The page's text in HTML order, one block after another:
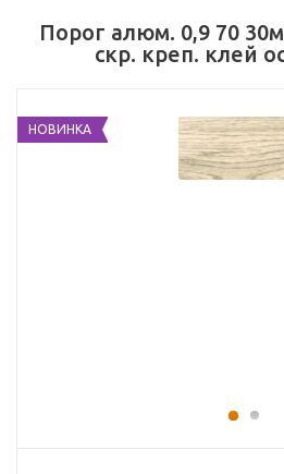
Порог алюм. 0,9 70
скр. креп. клей
НОВИНКА